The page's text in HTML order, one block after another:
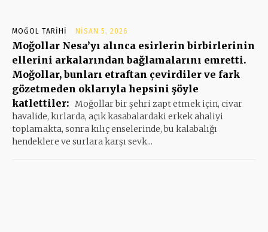
MOĞOL TARIHI NISAN 5, 2026
Moğollar Nesa’yı alınca esirlerin birbirlerinin
ellerini arkalarından bağlamalarını emretti.
Moğollar, bunları etraftan çevirdiler ve fark
gözetmeden oklarıyla hepsini şöyle
katlettiler: Moğollar bir şehri zapt etmek için, civar
havalide, kırlarda, açık kasabalardaki erkek ahaliyi
toplamakta, sonra kılıç enselerinde, bu kalabalığı
hendeklere ve surlara karşı sevk...